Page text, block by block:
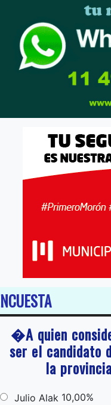
�A quien
ser el candidato
la
Julio Alak 10,00%